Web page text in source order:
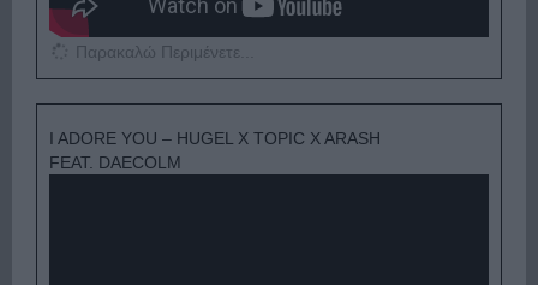
Παρακαλώ Περιμένετε...
I ADORE YOU – HUGEL X TOPIC X ARASH
FEAT. DAECOLM